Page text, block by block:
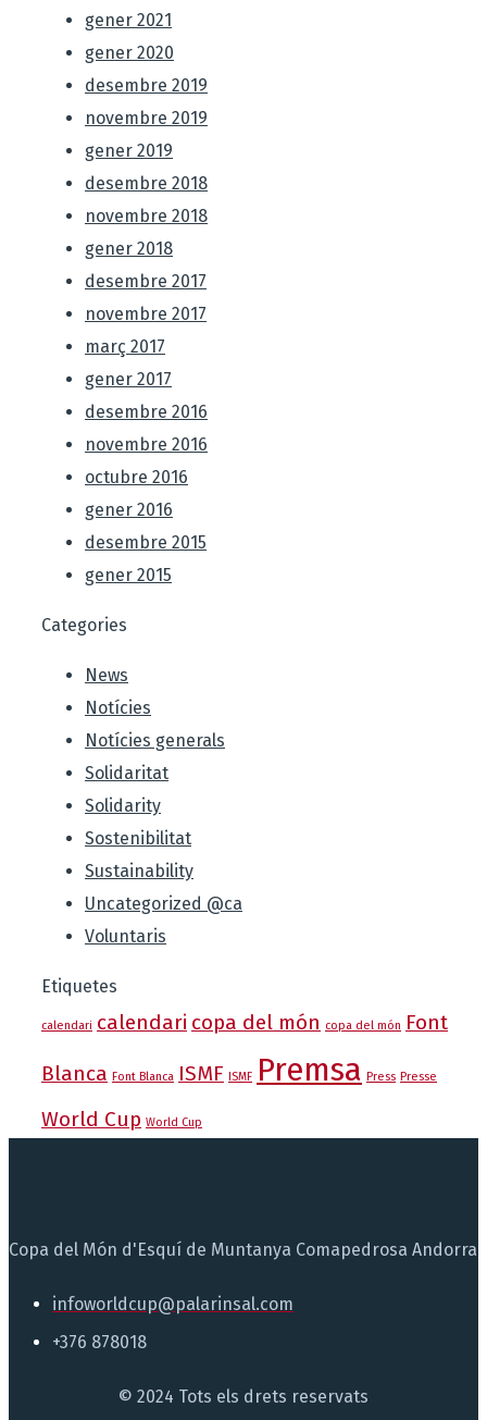
gener 2021
gener 2020
desembre 2019
novembre 2019
gener 2019
desembre 2018
novembre 2018
gener 2018
desembre 2017
novembre 2017
març 2017
gener 2017
desembre 2016
novembre 2016
octubre 2016
gener 2016
desembre 2015
gener 2015
Categories
News
Notícies
Notícies generals
Solidaritat
Solidarity
Sostenibilitat
Sustainability
Uncategorized @ca
Voluntaris
Etiquetes
calendari calendari copa del món copa del món Font
Blanca Font Blanca ISMF ISMF Premsa Press Presse
World Cup World Cup
Copa del Món d'Esquí de Muntanya Comapedrosa Andorra
infoworldcup@palarinsal.com
+376 878018
© 2024 Tots els drets reservats